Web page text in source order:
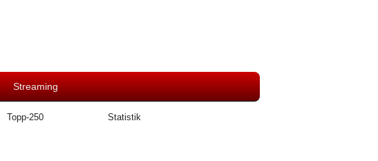
Streaming
Topp-250 Statistik